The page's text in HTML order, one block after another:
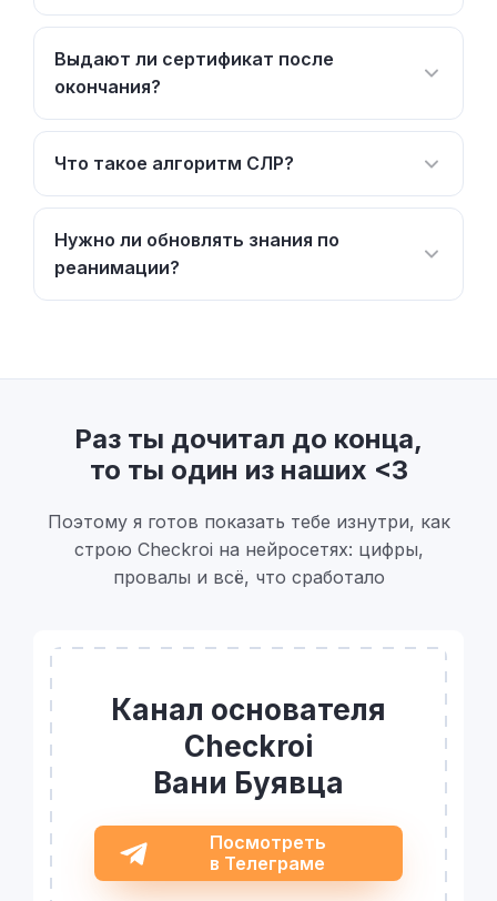
Выдают ли сертификат после
окончания?
Что такое алгоритм СЛР?
Нужно ли обновлять знания по
реанимации?
Раз ты дочитал до конца,
то ты один из наших <3
Поэтому я готов показать тебе изнутри, как
строю Checkroi на нейросетях: цифры,
провалы и всё, что сработало
Канал основателя
Checkroi
Вани Буявца
Посмотреть
в Телеграме